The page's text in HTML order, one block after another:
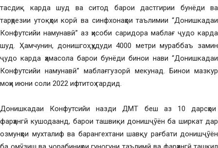
тасдиқ карда шуд ва ситод барои дастгирии бунёди ва
тарҳрезии утоқҳои корӣ ва синфхонаҳои таълимии “Донишкадаи
Конфутсийи намунавӣ” аз ҳисоби саридора маблағ ҷудо карда
шуд. Ҳамчунин, донишгоҳ ҳудуди 4000 метри мураббаъ замин
ҷудо карда ҳамасола барои бунёди бинои нави “Донишкадаи
Конфутсийи намунавӣ” маблағгузорӣ мекунад. Бинои мазкур
моҳи июни соли 2022 ифтитоҳ гардид.
Донишкадаи Конфутсийи назди ДМТ беш аз 10 дарсҳои
фарҳангӣ кушодаанд, барои ташвиқи донишҷӯён ба ширкат дар
озмунҳои мухталиф ва барангехтани шавқу рағбати донишҷӯён